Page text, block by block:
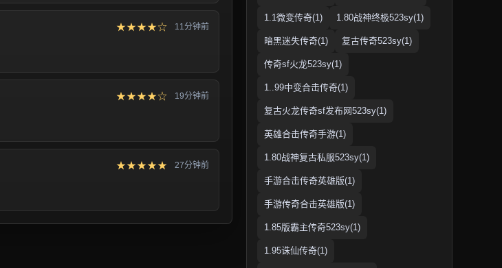
★★★★☆ 11分钟前
★★★★☆ 19分钟前
★★★★★ 27分钟前
1.1微变传奇(1) 1.80战神终极523sy(1)
暗黑迷失传奇(1) 复古传奇523sy(1)
传奇sf火龙523sy(1)
1..99中变合击传奇(1)
复古火龙传奇sf发布网523sy(1)
英雄合击传奇手游(1)
1.80战神复古私服523sy(1)
手游合击传奇英雄版(1)
手游传奇合击英雄版(1)
1.85版霸主传奇523sy(1)
1.95诛仙传奇(1)